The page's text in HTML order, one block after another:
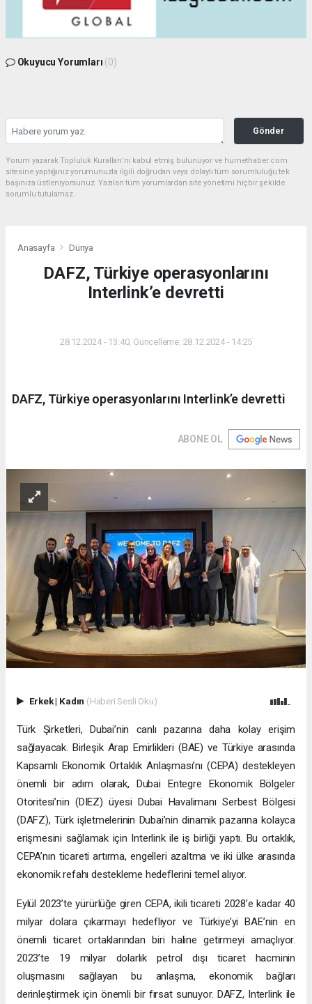
Okuyucu Yorumları (0)
Gönder
Yorum yazarak Topluluk Kuralları’nı kabul etmiş bulunuyor ve hurnethaber.com
sitesine yaptığınız yorumunuzla ilgili doğrudan veya dolaylı tüm sorumluluğu tek
başınıza üstleniyorsunuz. Yazılan tüm yorumlardan site yönetimi hiçbir şekilde
sorumlu tutulamaz.
Anasayfa Dünya
DAFZ, Türkiye operasyonlarını
Interlink’e devretti
28.12.2024 - 13:40, Güncelleme: 28.12.2024 - 14:25
DAFZ, Türkiye operasyonlarını Interlink’e devretti
ABONE OL
Erkek| Kadın (Haberi Sesli Oku)
Türk Şirketleri, Dubai’nin canlı pazarına daha kolay erişim
sağlayacak. Birleşik Arap Emirlikleri (BAE) ve Türkiye arasında
Kapsamlı Ekonomik Ortaklık Anlaşması’nı (CEPA) destekleyen
önemli bir adım olarak, Dubai Entegre Ekonomik Bölgeler
Otoritesi’nin (DIEZ) üyesi Dubai Havalimanı Serbest Bölgesi
(DAFZ), Türk işletmelerinin Dubai’nin dinamik pazarına kolayca
erişmesini sağlamak için Interlink ile iş birliği yaptı. Bu ortaklık,
CEPA’nın ticareti artırma, engelleri azaltma ve iki ülke arasında
ekonomik refahı destekleme hedeflerini temel alıyor.
Eylül 2023’te yürürlüğe giren CEPA, ikili ticareti 2028’e kadar 40
milyar dolara çıkarmayı hedefliyor ve Türkiye’yi BAE’nin en
önemli ticaret ortaklarından biri haline getirmeyi amaçlıyor.
2023’te 19 milyar dolarlık petrol dışı ticaret hacminin
oluşmasını sağlayan bu anlaşma, ekonomik bağları
derinleştirmek için önemli bir fırsat sunuyor. DAFZ, Interlink ile